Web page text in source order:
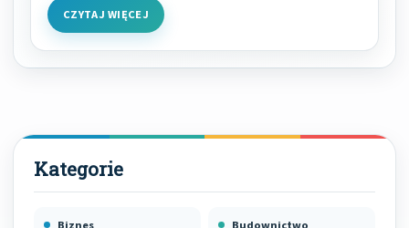
CZYTAJ WIĘCEJ
Biznes Budownictwo